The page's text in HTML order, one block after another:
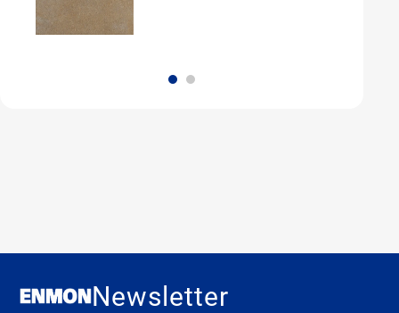
Newsletter